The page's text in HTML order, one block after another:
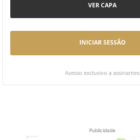
VER CAPA
INICIAR SESSÃO
Acesso exclusivo a assinantes
Publicidade